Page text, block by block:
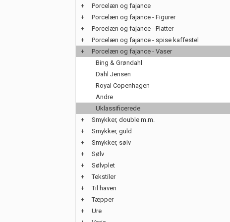
+
Porcelæn og fajance
+
Porcelæn og fajance - Figurer
+
Porcelæn og fajance - Platter
+
Porcelæn og fajance - spise kaffestel
+
Porcelæn og fajance - Vaser
Bing & Grøndahl
Dahl Jensen
Royal Copenhagen
Andre
Uklassificerede
+
Smykker, double m.m.
+
Smykker, guld
+
Smykker, sølv
+
Sølv
+
Sølvplet
+
Tekstiler
+
Til haven
+
Tæpper
+
Ure